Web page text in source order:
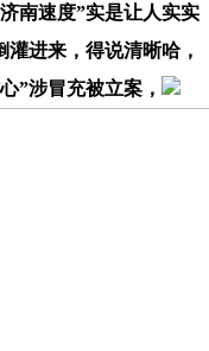
南速度”实是让人实实
进来，得说清晰哈，
”涉冒充被立案，